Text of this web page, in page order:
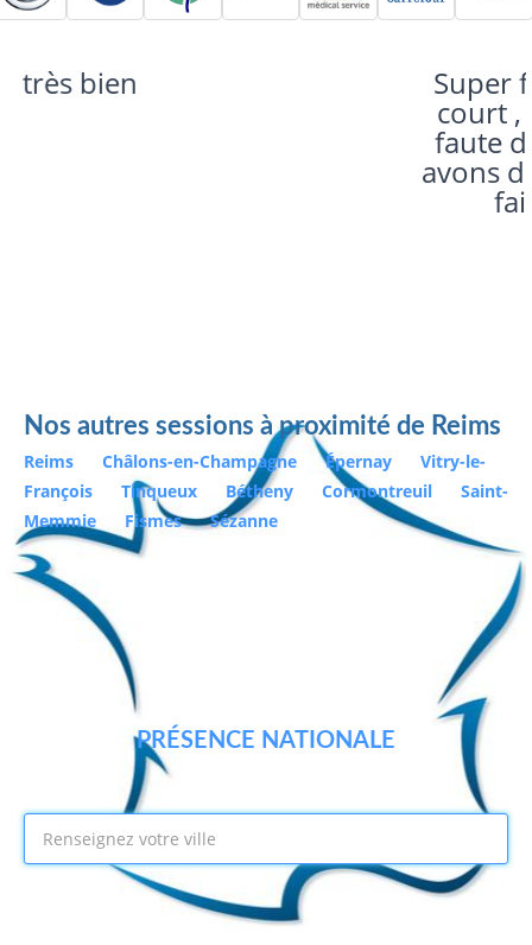
Super formation , un peu
avons des bons outils pour
Nos autres sessions à proximité de Reims
Reims Châlons-en-Champagne Épernay
Vitry-le-
François
Tinqueux Bétheny Cormontreuil
Saint-
Memmie
Fismes Sézanne
PRÉSENCE NATIONALE